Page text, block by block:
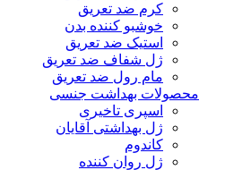
کرم ضد تعریق
خوشبو کننده بدن
استیک ضد تعریق
ژل شفاف ضد تعریق
مام رول ضد تعریق
محصولات بهداشت جنسی
اسپری تاخیری
ژل بهداشتی آقایان
کاندوم
ژل روان کننده